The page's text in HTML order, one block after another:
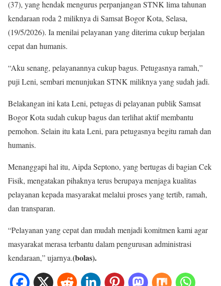
(37), yang hendak mengurus perpanjangan STNK lima tahunan
kendaraan roda 2 miliknya di Samsat Bogor Kota, Selasa,
(19/5/2026). Ia menilai pelayanan yang diterima cukup berjalan
cepat dan humanis.
“Aku senang, pelayanannya cukup bagus. Petugasnya ramah,”
puji Leni, sembari menunjukan STNK miliknya yang sudah jadi.
Belakangan ini kata Leni, petugas di pelayanan publik Samsat
Bogor Kota sudah cukup bagus dan terlihat aktif membantu
pemohon. Selain itu kata Leni, para petugasnya begitu ramah dan
humanis.
Menanggapi hal itu, Aipda Septono, yang bertugas di bagian Cek
Fisik, mengatakan pihaknya terus berupaya menjaga kualitas
pelayanan kepada masyarakat melalui proses yang tertib, ramah,
dan transparan.
“Pelayanan yang cepat dan mudah menjadi komitmen kami agar
masyarakat merasa terbantu dalam pengurusan administrasi
kendaraan,” ujarnya.(bolas).